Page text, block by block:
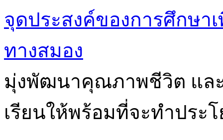
จุดประสงค์ของการศึกษา
ทางสมอง
มุ่งพัฒนาคุณภาพชีวิต แล
เรียนให้พร้อมที่จะทำประ